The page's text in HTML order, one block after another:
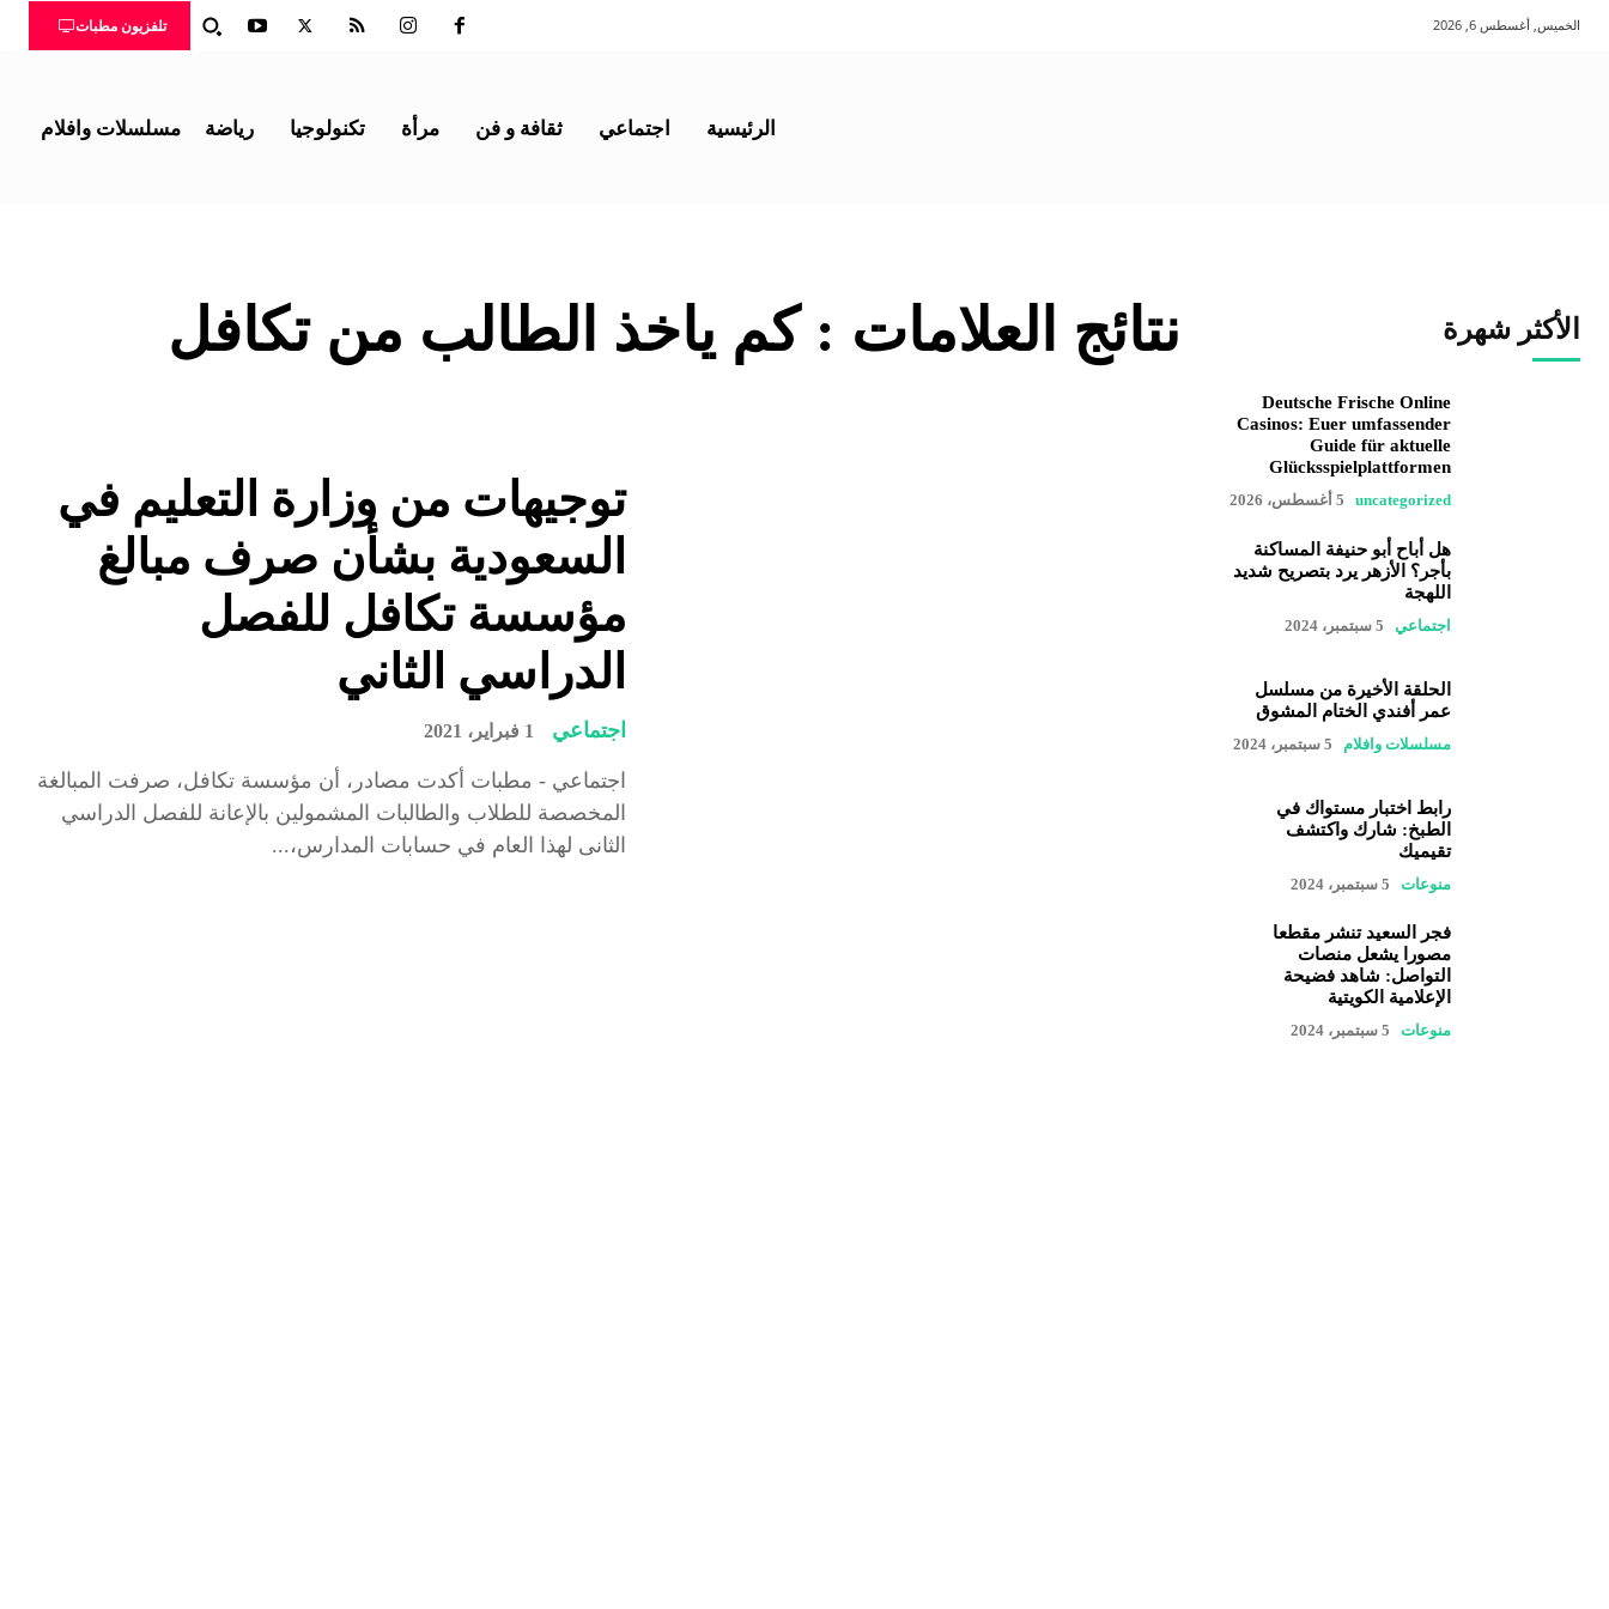
تلفزيون مطبات الخميس, أغسطس 6, 2026
الرئيسية اجتماعي ثقافة و فن مرأة تكنولوجيا رياضة مسلسلات وافلام
نتائج العلامات :كم ياخذ الطالب من تكافل
توجيهات من وزارة التعليم في
السعودية بشأن صرف مبالغ
مؤسسة تكافل للفصل
الدراسي الثاني
اجتماعي 1 فبراير، 2021
اجتماعي - مطبات أكدت مصادر، أن مؤسسة تكافل، صرفت المبالغة
المخصصة للطلاب والطالبات المشمولين بالإعانة للفصل الدراسي
الثانى لهذا العام في حسابات المدارس،...
الأكثر شهرة
Deutsche Frische Online
Casinos: Euer umfassender
Guide für aktuelle
Glücksspielplattformen
uncategorized 5 أغسطس، 2026
هل أباح أبو حنيفة المساكنة
بأجر؟ الأزهر يرد بتصريح شديد
اللهجة
اجتماعي 5 سبتمبر، 2024
الحلقة الأخيرة من مسلسل
عمر أفندي الختام المشوق
مسلسلات وافلام 5 سبتمبر، 2024
رابط اختبار مستواك في
الطبخ: شارك واكتشف
تقيميك
منوعات 5 سبتمبر، 2024
فجر السعيد تنشر مقطعا
مصورا يشعل منصات
التواصل: شاهد فضيحة
الإعلامية الكويتية
منوعات 5 سبتمبر، 2024